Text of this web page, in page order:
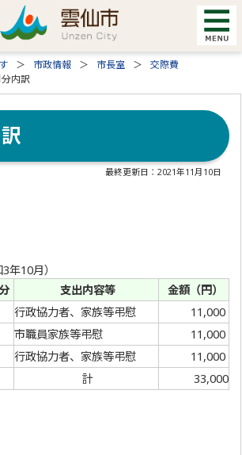
市政情報 市長室
交際費
内訳
最終更新日：2021年11月10日
年10月）
支出内容等
金額（円）
行政協力者、家族等弔慰
11,000
市職員家族等弔慰
11,000
行政協力者、家族等弔慰
11,000
計
33,000